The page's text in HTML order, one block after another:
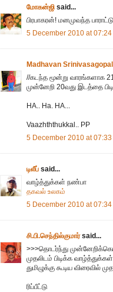
மோகன்ஜி said...
பிரபாகரன்! மனமுவந்த
5 December 2010 at 07:24
Madhavan
//கடந்த மூன்று வாரங்களாக
முன்னேறி 20வது இடத்தை
HA.. Ha. HA...
Vaazhththukkal.. PP
5 December 2010 at 07:33
டிலீப் said...
வாழ்த்துக்கள் நண்பா
தகவல் உலகம்
5 December 2010 at 07:34
சி.பி.செந்தில்குமார்said...
>>>தொடர்ந்து
முதலிடம் பிடிக்க
துமிழுக்கு கூடிய விரைவில்
ரிப்பீட்டு